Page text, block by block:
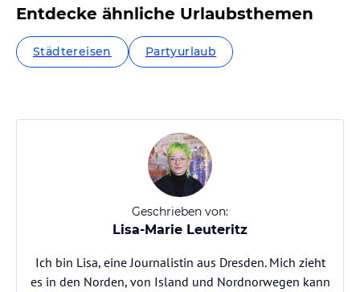
Entdecke ähnliche Urlaubsthemen
Städtereisen Partyurlaub
Geschrieben von:
Lisa-Marie Leuteritz
Ich bin Lisa, eine Journalistin aus Dresden. Mich zieht
es in den Norden, von Island und Nordnorwegen kann